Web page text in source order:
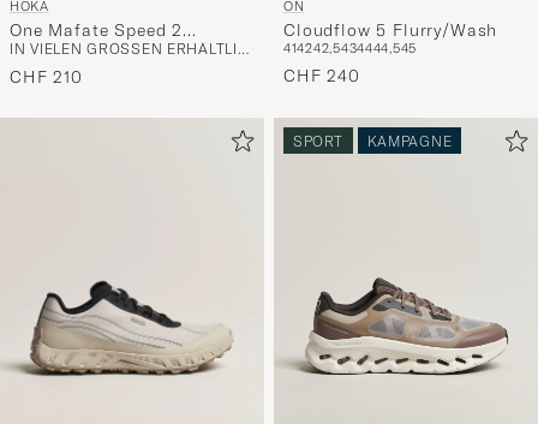
HOKA
One Mafate Speed 2
Black/Castlerock
IN VIELEN GRÖSSEN ERHÄLTLICH
CHF 210
ON
Cloudflow 5 Flurry/Wash
414242,5434444,545
CHF 240
SPORT KAMPAGNE